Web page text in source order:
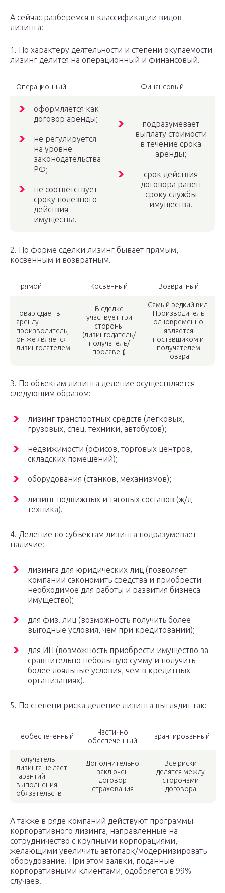
А сейчас разберемся в классификации видов
лизинга:
1. По характеру деятельности и степени окупаемости
лизинг делится на операционный и финансовый.
Операционный Финансовый
оформляется как
договор аренды;
не регулируется
на уровне
законодательства
РФ;
не соответствует
сроку полезного
действия
имущества.
подразумевает
выплату стоимости
в течение срока
аренды;
срок действия
договора равен
сроку службы
имущества.
2. По форме сделки лизинг бывает прямым,
косвенным и возвратным.
Прямой Косвенный Возвратный
Товар сдает в
аренду
производитель,
он же является
лизингодателем
В сделке
участвует три
стороны
(лизингодатель/
получатель/
продавец)
Самый редкий вид.
Производитель
одновременно
является
поставщиком и
получателем
товара.
3. По объектам лизинга деление осуществляется
следующим образом:
лизинг транспортных средств (легковых,
грузовых, спец. техники, автобусов);
недвижимости (офисов, торговых центров,
складских помещений);
оборудования (станков, механизмов);
лизинг подвижных и тяговых составов (ж/д
техника).
4. Деление по субъектам лизинга подразумевает
наличие:
лизинга для юридических лиц (позволяет
компании сэкономить средства и приобрести
необходимое для работы и развития бизнеса
имущество);
для физ. лиц (возможность получить более
выгодные условия, чем при кредитовании);
для ИП (возможность приобрести имущество за
сравнительно небольшую сумму и получить
более лояльные условия, чем в кредитных
организациях).
5. По степени риска деление лизинга выглядит так:
Необеспеченный
Частично
обеспеченный
Гарантированный
Получатель
лизинга не дает
гарантий
выполнения
обязательств
Дополнительно
заключен
договор
страхования
Все риски
делятся между
сторонами
договора
А также в ряде компаний действуют программы
корпоративного лизинга, направленные на
сотрудничество с крупными корпорациями,
желающими увеличить автопарк/модернизировать
оборудование. При этом заявки, поданные
корпоративными клиентами, одобряется в 99%
случаев.